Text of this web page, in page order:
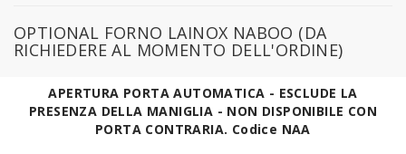
OPTIONAL FORNO LAINOX NABOO (DA
RICHIEDERE AL MOMENTO DELL'ORDINE)
APERTURA PORTA AUTOMATICA - ESCLUDE LA
PRESENZA DELLA MANIGLIA - NON DISPONIBILE CON
PORTA CONTRARIA. Codice NAA